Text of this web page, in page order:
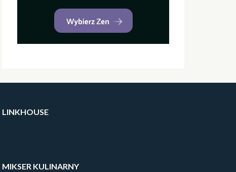
LINKHOUSE
MIKSER KULINARNY